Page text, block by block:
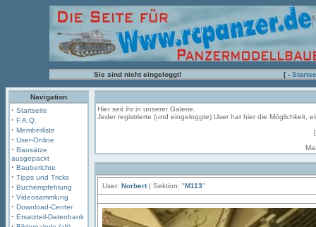
Sie sind nicht eingeloggt! [ -
Navigation
· Startseite
· F.A.Q.
· Memberliste
· User-Online
· Bausätze
ausgepackt
· Bauberichte
· Tipps und Tricks
· Buchempfehlung
· Videosammlung
· Download-Center
· Ersatzteil-Datenbank
Hier seit ihr in unserer Galerie.
Jeder registrierte (und eingeloggte) User hat hier die Möglichkeit,
User: Norbert| Sektion: "M113"